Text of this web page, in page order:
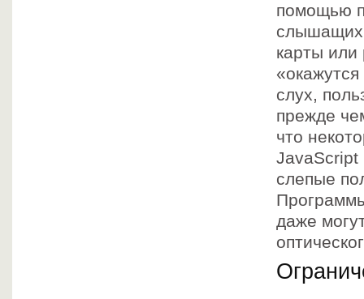
помощью
слышащих
карты
слух,
прежде
что
JavaScript
слепые
даже